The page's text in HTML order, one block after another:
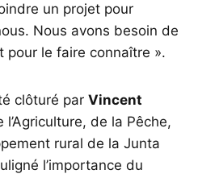
un projet pour
Nous avons besoin de
pour le faire connaître ».
clôturé par Vincent
de la Pêche,
rural de la Junta
l’importance du